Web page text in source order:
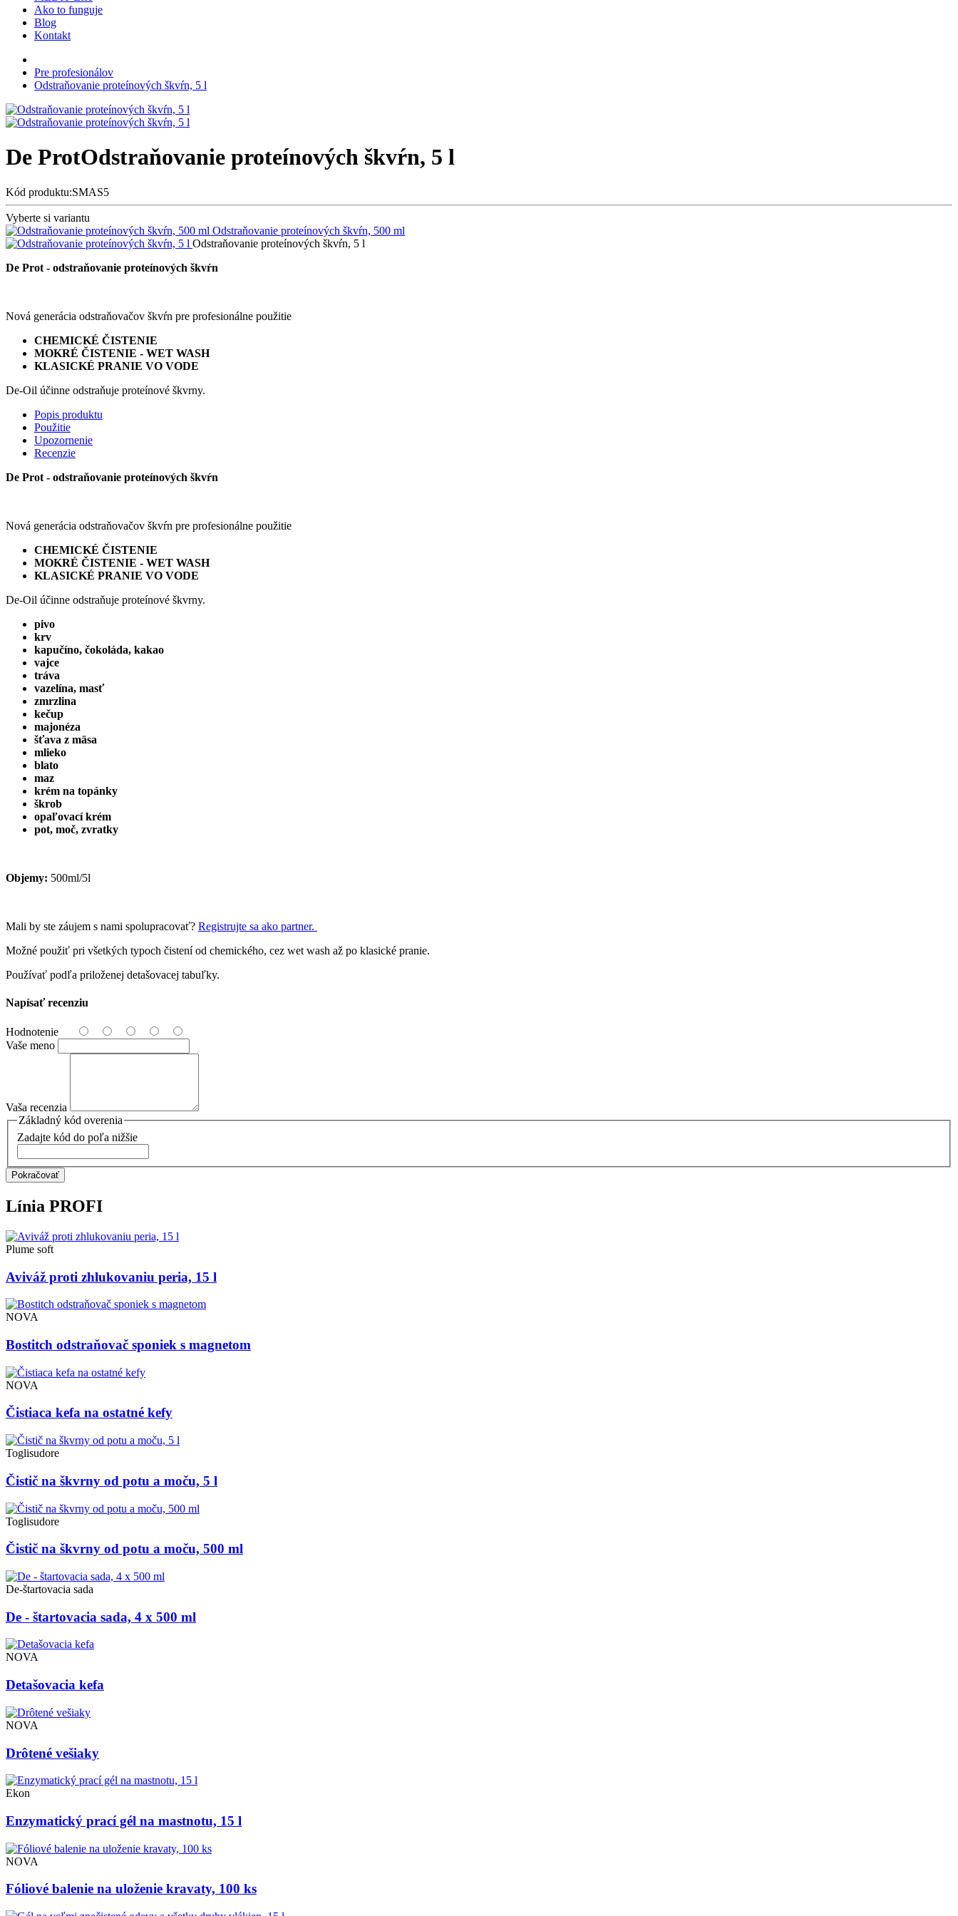
Ako to funguje
Blog
Kontakt
Pre profesionálov
Odstraňovanie proteínových škvŕn, 5 l
De ProtOdstraňovanie proteínových škvŕn, 5 l
Kód produktu:SMAS5
Vyberte si variantu
Odstraňovanie proteínových škvŕn, 500 ml
Odstraňovanie proteínových škvŕn, 5 l
De Prot - odstraňovanie proteínových škvŕn
Nová generácia odstraňovačov škvŕn pre profesionálne použitie
CHEMICKÉ ČISTENIE
MOKRÉ ČISTENIE - WET WASH
KLASICKÉ PRANIE VO VODE
De-Oil účinne odstraňuje proteínové škvrny.
Popis produktu
Použitie
Upozornenie
Recenzie
De Prot - odstraňovanie proteínových škvŕn
Nová generácia odstraňovačov škvŕn pre profesionálne použitie
CHEMICKÉ ČISTENIE
MOKRÉ ČISTENIE - WET WASH
KLASICKÉ PRANIE VO VODE
De-Oil účinne odstraňuje proteínové škvrny.
pivo
krv
kapučíno, čokoláda, kakao
vajce
tráva
vazelína, masť
zmrzlina
kečup
majonéza
šťava z mäsa
mlieko
blato
maz
krém na topánky
škrob
opaľovací krém
pot, moč, zvratky
Objemy: 500ml/5l
Mali by ste záujem s nami spolupracovať? Registrujte sa ako partner.
Možné použiť pri všetkých typoch čistení od chemického, cez wet wash až po klasické pranie.
Používať podľa priloženej detašovacej tabuľky.
Napísať recenziu
Hodnotenie
Vaše meno
Vaša recenzia
Základný kód overenia
Zadajte kód do poľa nižšie
Pokračovať
Línia PROFI
Plume soft
Aviváž proti zhlukovaniu peria, 15 l
NOVA
Bostitch odstraňovač sponiek s magnetom
NOVA
Čistiaca kefa na ostatné kefy
Toglisudore
Čistič na škvrny od potu a moču, 5 l
Toglisudore
Čistič na škvrny od potu a moču, 500 ml
De-štartovacia sada
De - štartovacia sada, 4 x 500 ml
NOVA
Detašovacia kefa
NOVA
Drôtené vešiaky
Ekon
Enzymatický prací gél na mastnotu, 15 l
NOVA
Fóliové balenie na uloženie kravaty, 100 ks